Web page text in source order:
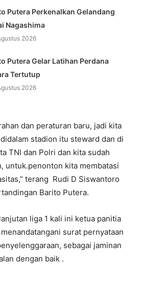
Putera Perkenalkan Gelandang
Nagashima
2026
Putera Gelar Latihan Perdana
Tertutup
2026
dan peraturan baru, jadi kita
stadion itu steward dan di
TNI dan Polri dan kita sudah
untuk.penonton kita membatasi
terang Rudi D Siswantoro
Barito Putera.
liga 1 kali ini ketua panitia
surat pernyataan
sebagai jaminan
dengan baik .